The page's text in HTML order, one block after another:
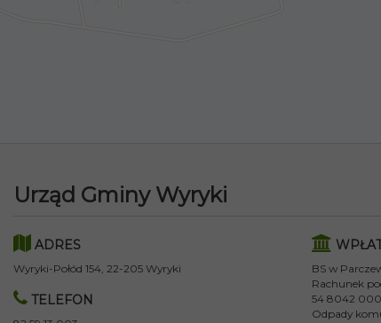
Urząd Gminy Wyryki
ADRES
Wyryki-Połód 154, 22-205 Wyryki
TELEFON
BS w
Rachunek
54 8042
Odpady